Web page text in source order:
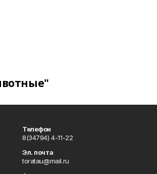
Телефон
8(34794) 4-11-22
Эл. почта
toratau@mail.ru